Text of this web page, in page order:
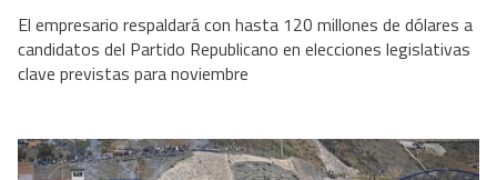
El empresario respaldará con hasta 120 millones de dólares a
candidatos del Partido Republicano en elecciones legislativas
clave previstas para noviembre